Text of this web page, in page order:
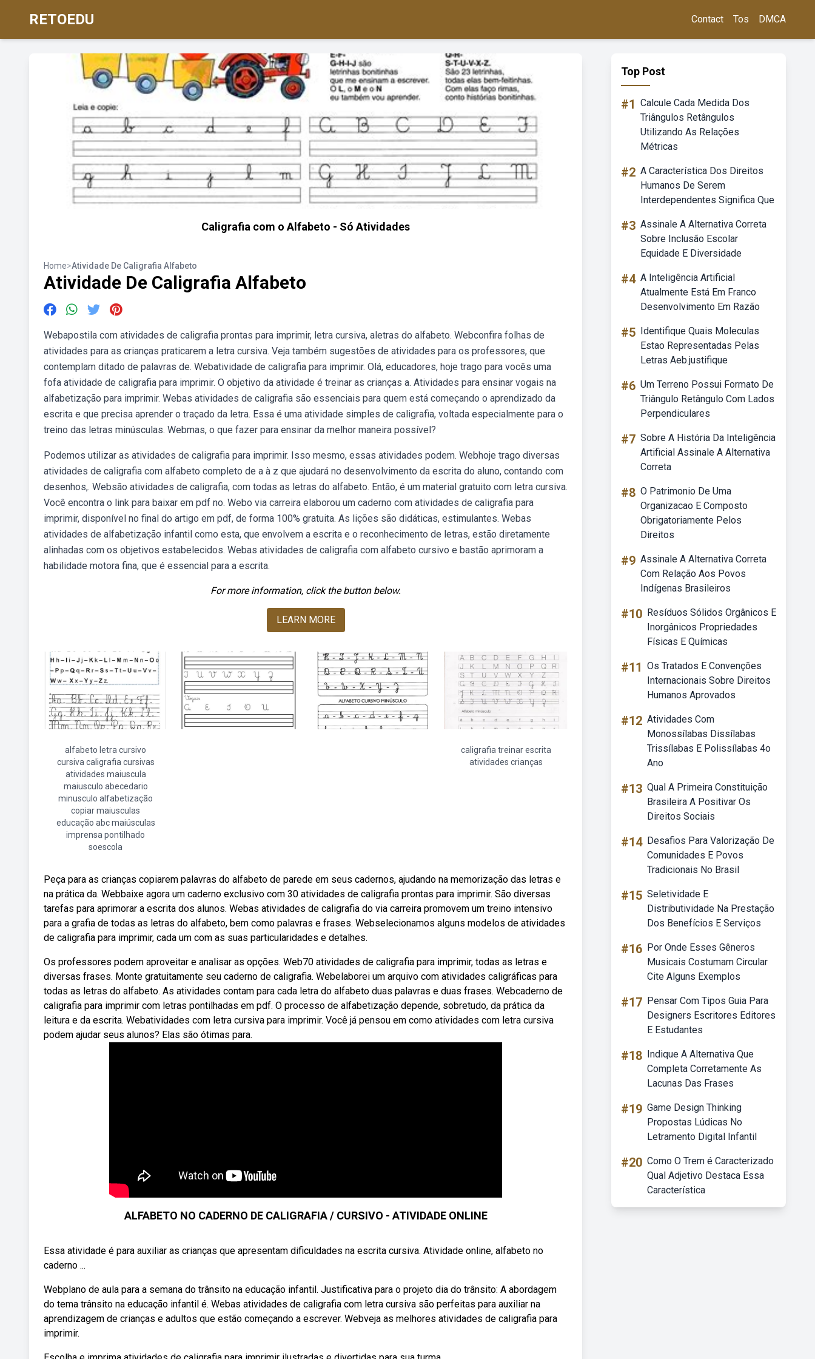
RETOEDU Contact Tos DMCA
Caligrafia com o Alfabeto - Só Atividades
Home>Atividade De Caligrafia Alfabeto
Atividade De Caligrafia Alfabeto
Webapostila com atividades de caligrafia prontas para imprimir, letra cursiva, aletras do alfabeto. Webconfira folhas de
atividades para as crianças praticarem a letra cursiva. Veja também sugestões de atividades para os professores, que
contemplam ditado de palavras de. Webatividade de caligrafia para imprimir. Olá, educadores, hoje trago para vocês uma
fofa atividade de caligrafia para imprimir. O objetivo da atividade é treinar as crianças a. Atividades para ensinar vogais na
alfabetização para imprimir. Webas atividades de caligrafia são essenciais para quem está começando o aprendizado da
escrita e que precisa aprender o traçado da letra. Essa é uma atividade simples de caligrafia, voltada especialmente para o
treino das letras minúsculas. Webmas, o que fazer para ensinar da melhor maneira possível?
Podemos utilizar as atividades de caligrafia para imprimir. Isso mesmo, essas atividades podem. Webhoje trago diversas
atividades de caligrafia com alfabeto completo de a à z que ajudará no desenvolvimento da escrita do aluno, contando com
desenhos,. Websão atividades de caligrafia, com todas as letras do alfabeto. Então, é um material gratuito com letra cursiva.
Você encontra o link para baixar em pdf no. Webo via carreira elaborou um caderno com atividades de caligrafia para
imprimir, disponível no final do artigo em pdf, de forma 100% gratuita. As lições são didáticas, estimulantes. Webas
atividades de alfabetização infantil como esta, que envolvem a escrita e o reconhecimento de letras, estão diretamente
alinhadas com os objetivos estabelecidos. Webas atividades de caligrafia com alfabeto cursivo e bastão aprimoram a
habilidade motora fina, que é essencial para a escrita.
For more information, click the button below.
LEARN MORE
alfabeto letra cursivo
cursiva caligrafia cursivas
atividades maiuscula
maiusculo abecedario
minusculo alfabetização
copiar maiusculas
educação abc maiúsculas
imprensa pontilhado
soescola
caligrafia treinar escrita
atividades crianças
Peça para as crianças copiarem palavras do alfabeto de parede em seus cadernos, ajudando na memorização das letras e
na prática da. Webbaixe agora um caderno exclusivo com 30 atividades de caligrafia prontas para imprimir. São diversas
tarefas para aprimorar a escrita dos alunos. Webas atividades de caligrafia do via carreira promovem um treino intensivo
para a grafia de todas as letras do alfabeto, bem como palavras e frases. Webselecionamos alguns modelos de atividades
de caligrafia para imprimir, cada um com as suas particularidades e detalhes.
Os professores podem aproveitar e analisar as opções. Web70 atividades de caligrafia para imprimir, todas as letras e
diversas frases. Monte gratuitamente seu caderno de caligrafia. Webelaborei um arquivo com atividades caligráficas para
todas as letras do alfabeto. As atividades contam para cada letra do alfabeto duas palavras e duas frases. Webcaderno de
caligrafia para imprimir com letras pontilhadas em pdf. O processo de alfabetização depende, sobretudo, da prática da
leitura e da escrita. Webatividades com letra cursiva para imprimir. Você já pensou em como atividades com letra cursiva
podem ajudar seus alunos? Elas são ótimas para.
ALFABETO NO CADERNO DE CALIGRAFIA / CURSIVO - ATIVIDADE ONLINE
Essa atividade é para auxiliar as crianças que apresentam dificuldades na escrita cursiva. Atividade online, alfabeto no
caderno ...
Webplano de aula para a semana do trânsito na educação infantil. Justificativa para o projeto dia do trânsito: A abordagem
do tema trânsito na educação infantil é. Webas atividades de caligrafia com letra cursiva são perfeitas para auxiliar na
aprendizagem de crianças e adultos que estão começando a escrever. Webveja as melhores atividades de caligrafia para
imprimir.
Top Post
#1 Calcule Cada Medida Dos
Triângulos Retângulos
Utilizando As Relações
Métricas
#2 A Característica Dos Direitos
Humanos De Serem
Interdependentes Significa Que
#3 Assinale A Alternativa Correta
Sobre Inclusão Escolar
Equidade E Diversidade
#4 A Inteligência Artificial
Atualmente Está Em Franco
Desenvolvimento Em Razão
#5 Identifique Quais Moleculas
Estao Representadas Pelas
Letras Aeb.justifique
#6 Um Terreno Possui Formato De
Triângulo Retângulo Com Lados
Perpendiculares
#7 Sobre A História Da Inteligência
Artificial Assinale A Alternativa
Correta
#8 O Patrimonio De Uma
Organizacao E Composto
Obrigatoriamente Pelos
Direitos
#9 Assinale A Alternativa Correta
Com Relação Aos Povos
Indígenas Brasileiros
#10 Resíduos Sólidos Orgânicos E
Inorgânicos Propriedades
Físicas E Químicas
#11 Os Tratados E Convenções
Internacionais Sobre Direitos
Humanos Aprovados
#12 Atividades Com
Monossílabas Dissílabas
Trissílabas E Polissílabas 4o
Ano
#13 Qual A Primeira Constituição
Brasileira A Positivar Os
Direitos Sociais
#14 Desafios Para Valorização De
Comunidades E Povos
Tradicionais No Brasil
#15 Seletividade E
Distributividade Na Prestação
Dos Benefícios E Serviços
#16 Por Onde Esses Gêneros
Musicais Costumam Circular
Cite Alguns Exemplos
#17 Pensar Com Tipos Guia Para
Designers Escritores Editores
E Estudantes
#18 Indique A Alternativa Que
Completa Corretamente As
Lacunas Das Frases
#19 Game Design Thinking
Propostas Lúdicas No
Letramento Digital Infantil
#20 Como O Trem é Caracterizado
Qual Adjetivo Destaca Essa
Característica